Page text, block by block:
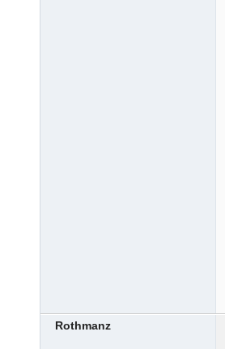
Rothmanz